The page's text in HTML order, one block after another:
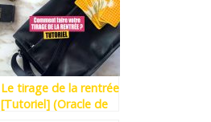
Le tirage de la rentrée
[Tutoriel] (Oracle de